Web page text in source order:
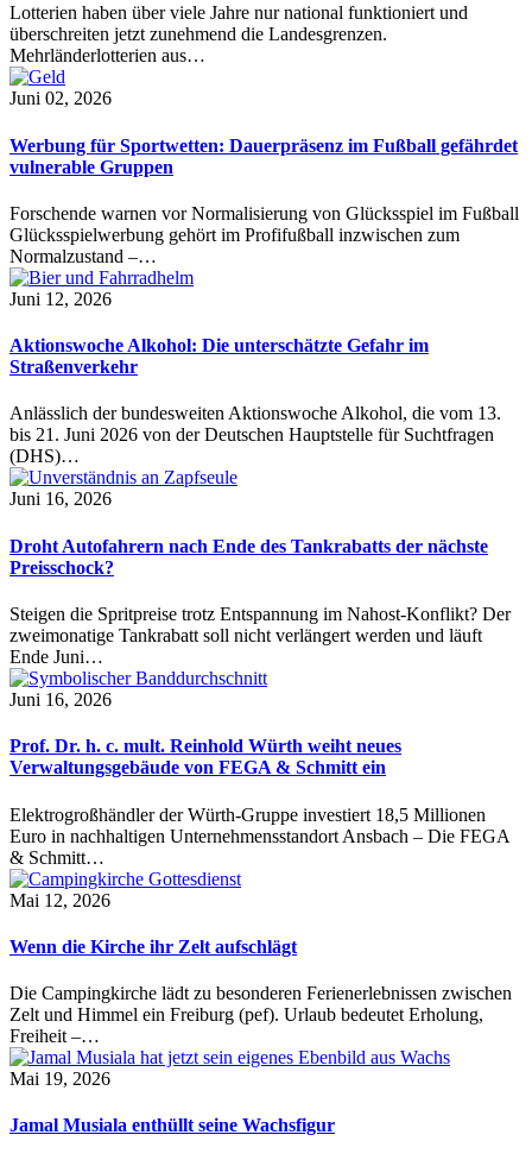
Lotterien haben über viele Jahre nur national funktioniert und
überschreiten jetzt zunehmend die Landesgrenzen.
Mehrländerlotterien aus…
Juni 02, 2026
Werbung für Sportwetten: Dauerpräsenz im Fußball gefährdet
vulnerable Gruppen
Forschende warnen vor Normalisierung von Glücksspiel im Fußball
Glücksspielwerbung gehört im Profifußball inzwischen zum
Normalzustand –…
Juni 12, 2026
Aktionswoche Alkohol: Die unterschätzte Gefahr im
Straßenverkehr
Anlässlich der bundesweiten Aktionswoche Alkohol, die vom 13.
bis 21. Juni 2026 von der Deutschen Hauptstelle für Suchtfragen
(DHS)…
Juni 16, 2026
Droht Autofahrern nach Ende des Tankrabatts der nächste
Preisschock?
Steigen die Spritpreise trotz Entspannung im Nahost-Konflikt? Der
zweimonatige Tankrabatt soll nicht verlängert werden und läuft
Ende Juni…
Juni 16, 2026
Prof. Dr. h. c. mult. Reinhold Würth weiht neues
Verwaltungsgebäude von FEGA & Schmitt ein
Elektrogroßhändler der Würth-Gruppe investiert 18,5 Millionen
Euro in nachhaltigen Unternehmensstandort Ansbach – Die FEGA
& Schmitt…
Mai 12, 2026
Wenn die Kirche ihr Zelt aufschlägt
Die Campingkirche lädt zu besonderen Ferienerlebnissen zwischen
Zelt und Himmel ein Freiburg (pef). Urlaub bedeutet Erholung,
Freiheit –…
Mai 19, 2026
Jamal Musiala enthüllt seine Wachsfigur